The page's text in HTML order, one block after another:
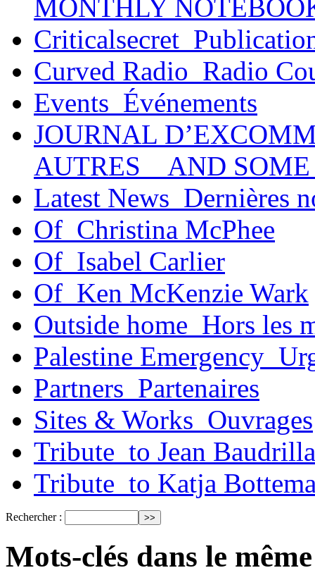
MONTHLY
Curved Radio_Radio
Events_Événements
JOURNAL
AUTRES _ AND
Latest News_Dernières
Of_Christina McPhee
Of_Isabel Carlier
Of_Ken McKenzie Wark
Outside home_Hors les
Palestine
Partners_Partenaires
Sites & Works_Ouvrages
Tribute_to Jean
Tribute_to Katja
Rechercher :
Mots-clés dans le